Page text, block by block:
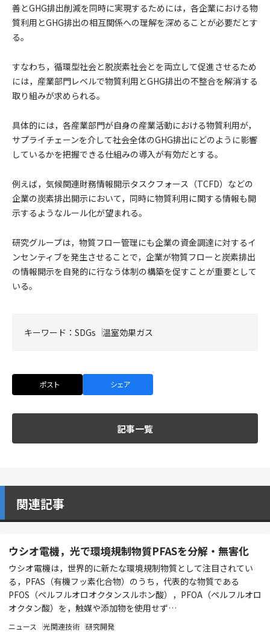
善とGHG排出削減を同時に実現するためには，各企業における物
質利用とGHG排出の相互関係への理解を深めることが必要だとす
る。
すなわち，循環型社会と脱炭素社会とを両立して促進させるため
には，産業部門レベルで物質利用とGHG排出の不整合を解消する
取り組みが求められる。
具体的には，各産業部門が自身の産業活動における物質利用が，
サプライチェーンを介して社会全体のGHG排出にどのように影響
しているかを把握できる仕組みの導入が有効だとする。
例えば，気候関連財務情報開示タスクフォース（TCFD）などの
企業の炭素排出開示において，同時に物質利用に関する情報も開
示するようなルール化が望まれる。
研究グループは，物質フロー管理にも企業の資金調達に対するイ
ンセンティブを発生させることで，企業が物質フローと炭素排出
の情報開示を自発的に行なう体制の構築を促すことが重要として
いる。
キーワード： SDGs 温室効果ガス
ポスト シェア
記事一覧
関連記事
ウシオ電機，光で環境規制物質PFASを分解・無害化
ウシオ電機は，世界的に新たな環境規制物質として注目されてい
る，PFAS（有機フッ素化合物）のうち，代表的な物質である
PFOS（ペルフルオロオクタンスルホン酸），PFOA（ペルフルオロ
オクタン酸）を，触媒や添加物を使用せず…
ニュース 光関連技術 研究開発